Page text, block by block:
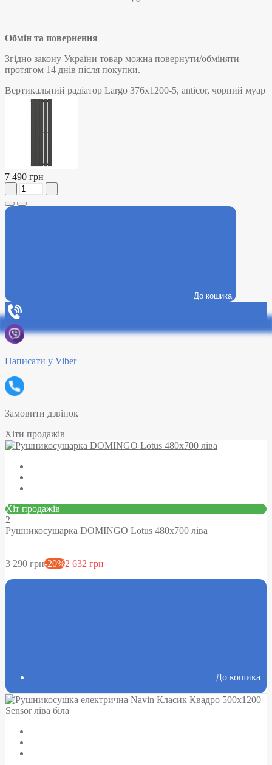
Обмін та повернення
Згідно закону України товар можна повернути/обміняти
протягом 14 днів після покупки.
Вертикальний радіатор Largo 376х1200-5, anticor, чорний муар
7 490 грн
До кошика
Написати у Viber
Замовити дзвінок
Хіти продажів
Хіт продажів
2
Рушникосушарка DOMINGO Lotus 480х700 ліва
3 290 грн-20%2 632 грн
До кошика